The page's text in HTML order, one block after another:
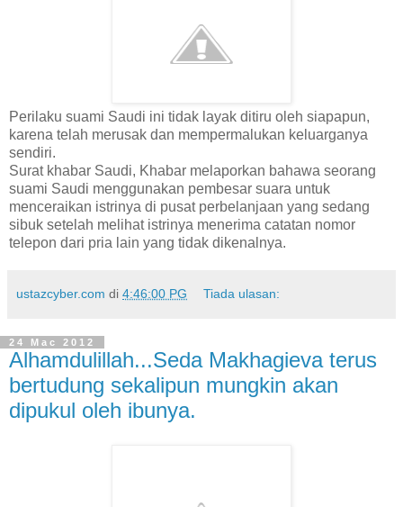
Perilaku suami Saudi ini tidak layak ditiru oleh siapapun,
karena telah merusak dan mempermalukan keluarganya
sendiri.
Surat khabar Saudi, Khabar melaporkan bahawa seorang
suami Saudi menggunakan pembesar suara untuk
menceraikan istrinya di pusat perbelanjaan yang sedang
sibuk setelah melihat istrinya menerima catatan nomor
telepon dari pria lain yang tidak dikenalnya.
ustazcyber.com di 4:46:00 PG Tiada ulasan:
24 Mac 2012
Alhamdulillah...Seda Makhagieva terus
bertudung sekalipun mungkin akan
dipukul oleh ibunya.